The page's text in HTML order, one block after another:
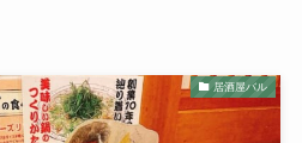
居酒屋バル